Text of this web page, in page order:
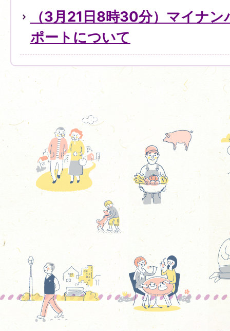
（3月21日8時30分）マイナ
ポートについて